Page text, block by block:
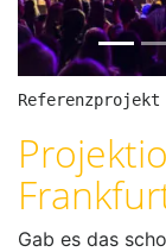
v
i
o
u
Referenzprojekt
Gab es das